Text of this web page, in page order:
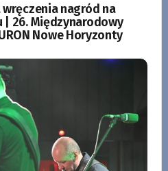
nagród na
26. Międzynarodowy
Nowe Horyzonty